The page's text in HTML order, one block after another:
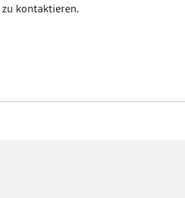
zu kontaktieren.